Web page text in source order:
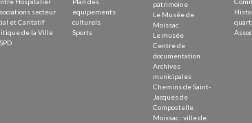
durable
secteur
et Caritatif
de la Ville
equipements
culturels
Sports
patrimoine
Le Musée de
Moissac
Le musée
Centre de
documentation
Archives
municipales
Chemins de Saint-
Jacques de
Compostelle
Moissac : ville de